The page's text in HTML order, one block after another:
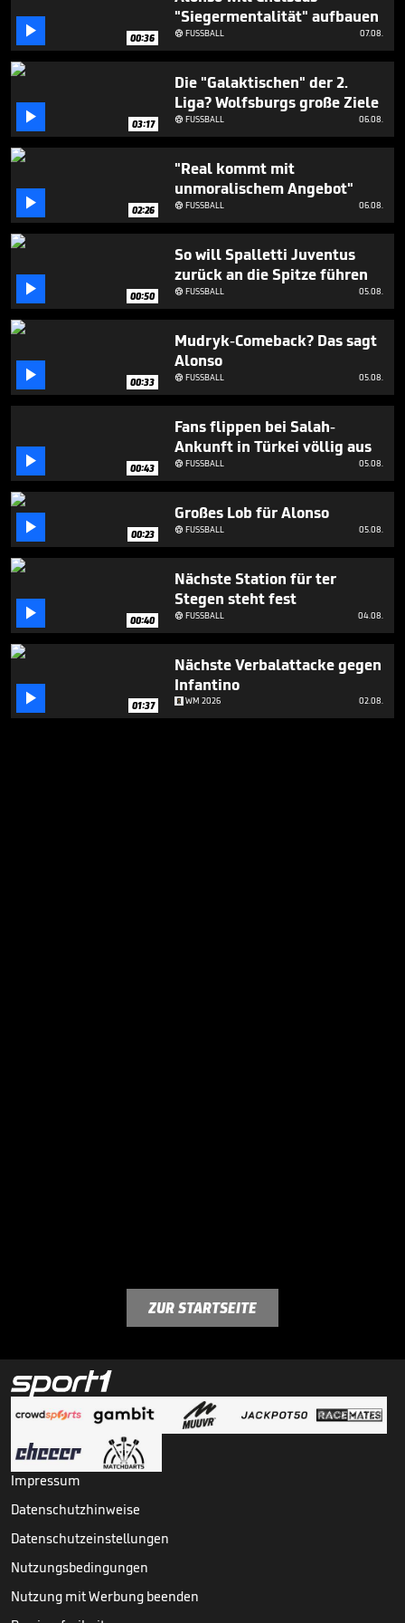
12
seconds
 00:36
"Siegermentalität" aufbauen
FUSSBALL 07.08.
 03:17
Die "Galaktischen" der 2.
Liga? Wolfsburgs große Ziele
FUSSBALL 06.08.
 02:26
"Real kommt mit
unmoralischem Angebot"
FUSSBALL 06.08.
 00:50
So will Spalletti Juventus
zurück an die Spitze führen
FUSSBALL 05.08.
 00:33
Mudryk-Comeback? Das sagt
Alonso
FUSSBALL 05.08.
 00:43
Fans flippen bei Salah-
Ankunft in Türkei völlig aus
FUSSBALL 05.08.
 00:23
Großes Lob für Alonso
FUSSBALL 05.08.
 00:40
Nächste Station für ter
Stegen steht fest
FUSSBALL 04.08.
 01:37
Nächste Verbalattacke gegen
Infantino
WM 2026 02.08.
ZUR STARTSEITE
Impressum
Datenschutzhinweise
Datenschutzeinstellungen
Nutzungsbedingungen
Nutzung mit Werbung beenden